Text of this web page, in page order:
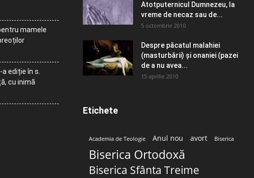
mamele
a ediție în s.
cu inimă
Atotputernicul Dumnezeu, la
vreme de necaz sau de...
5 octombrie 2010
Despre păcatul malahiei
(masturbării) şi onaniei (pazei
de a nu avea...
15 aprilie 2010
Etichete
Academia de Teologie Anul nou avort Biserica
Biserica Ortodoxă
Biserica Sfânta Treime